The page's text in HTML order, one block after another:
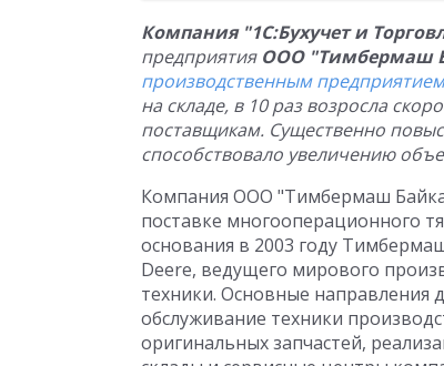
Компания "1С:Бухучет и
предприятия ООО "Тимбермаш
производственным
на складе, в 10 раз возросла
поставщикам. Существенно
способствовало увеличению
Компания ООО "Тимбермаш
поставке многооперационного
основания в 2003 году
Deere, ведущего мирового
техники. Основные направления
обслуживание техники
оригинальных запчастей,